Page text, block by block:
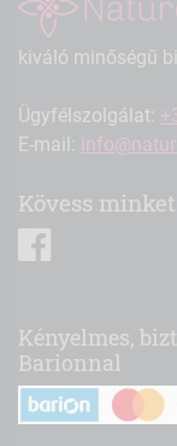
kiváló minőségű
Ügyfélszolgálat:
E-mail:
Kövess
Kényelmes,
Barionnal